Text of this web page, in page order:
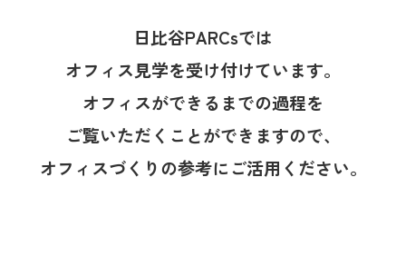
日比谷PARCsでは
オフィス見学を受け付けています。
オフィスができるまでの過程を
ご覧いただくことができますので、
オフィスづくりの参考にご活用ください。